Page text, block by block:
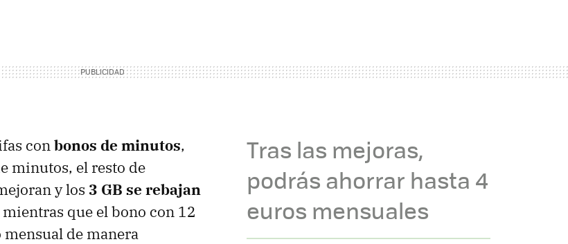
Tras las mejoras,
podrás ahorrar hasta 4
euros mensuales
conbonos de minutos,
minutos, el resto de
y los 3 GB se rebajan
mientras que el bono con 12
mensual de manera